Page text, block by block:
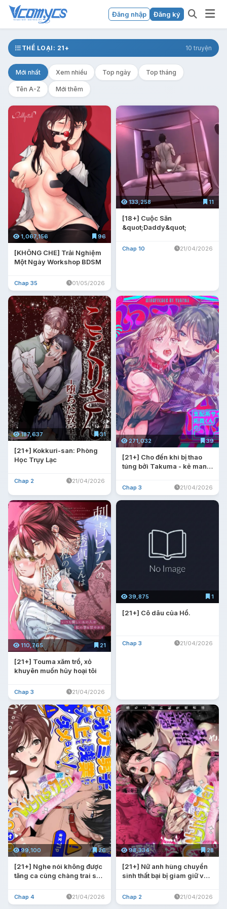
Đăng nhập Đăng ký
THỂ LOẠI: 21+ 10 truyện
Mới nhất Xem nhiều Top ngày Top tháng
Tên A-Z Mới thêm
1,067,156 96
[KHÔNG CHE] Trải Nghiệm
Một Ngày Workshop BDSM
Chap 35 01/05/2026
133,258 11
[18+] Cuộc Săn
&quot;Daddy&quot;
Chap 10 21/04/2026
187,637 31
[21+] Kokkuri-san: Phòng
Học Trụy Lạc
Chap 2 21/04/2026
271,032 39
[21+] Cho đến khi bị thao
túng bởi Takuma - kẻ mang
Chap 3 21/04/2026
110,765 21
[21+] Touma xăm trổ, xỏ
khuyên muốn hủy hoại tôi
Chap 3 21/04/2026
39,875 1
[21+] Cô dâu của Hổ.
Chap 3 21/04/2026
99,100 26
[21+] Nghe nói không được
tăng ca cùng chàng trai sói
Chap 4 21/04/2026
98,334 28
[21+] Nữ anh hùng chuyển
sinh thất bại bị giam giữ và
của Ma Vương.
Chap 2 21/04/2026